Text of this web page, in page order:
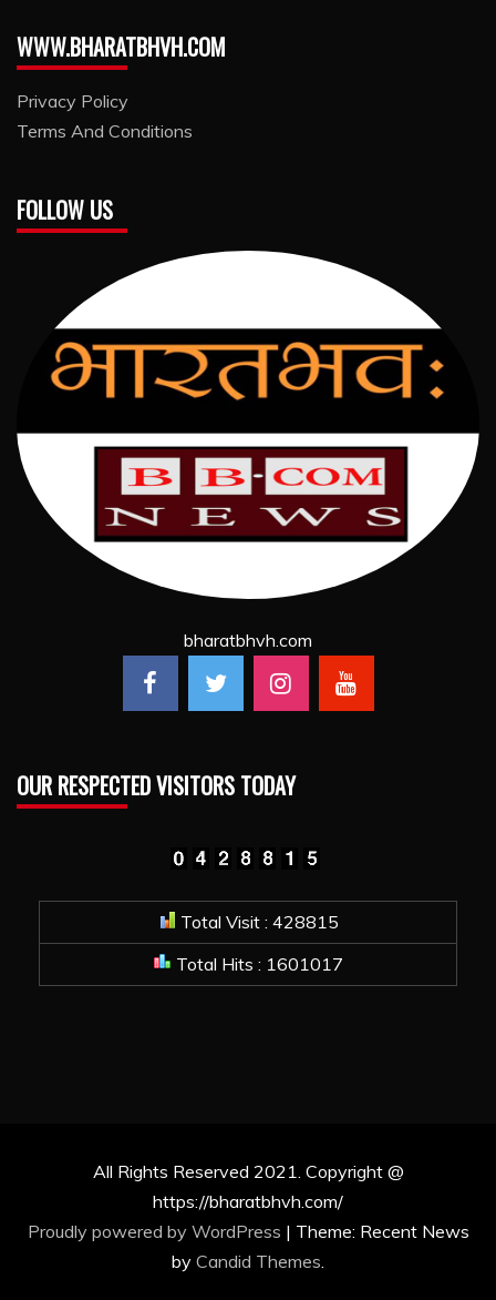
WWW.BHARATBHVH.COM
Privacy Policy
Terms And Conditions
FOLLOW US
bharatbhvh.com
OUR RESPECTED VISITORS TODAY
Total Visit : 428815
Total Hits : 1601017
All Rights Reserved 2021. Copyright @
https://bharatbhvh.com/
Proudly powered by WordPress | Theme: Recent News
by Candid Themes